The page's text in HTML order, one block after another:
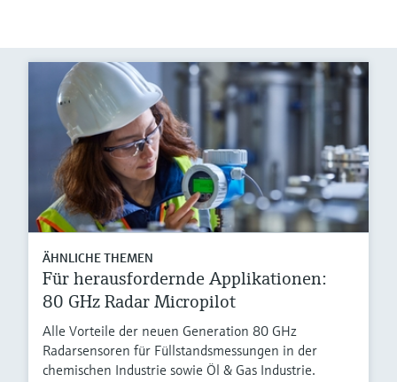
ÄHNLICHE THEMEN
Für herausfordernde Applikationen:
80 GHz Radar Micropilot
Alle Vorteile der neuen Generation 80 GHz
Radarsensoren für Füllstandsmessungen in der
chemischen Industrie sowie Öl & Gas Industrie.